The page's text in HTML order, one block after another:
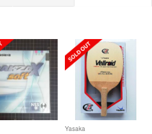
Yasaka